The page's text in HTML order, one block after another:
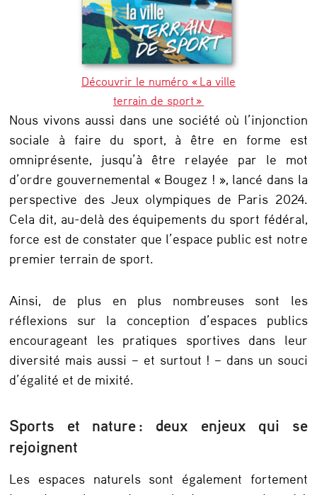
Découvrir le numéro « La ville
terrain de sport »
Nous vivons aussi dans une société où l’injonction
sociale à faire du sport, à être en forme est
omniprésente, jusqu’à être relayée par le mot
d’ordre gouvernemental « Bougez ! », lancé dans la
perspective des Jeux olympiques de Paris 2024.
Cela dit, au-delà des équipements du sport fédéral,
force est de constater que l’espace public est notre
premier terrain de sport.
Ainsi, de plus en plus nombreuses sont les
réflexions sur la conception d’espaces publics
encourageant les pratiques sportives dans leur
diversité mais aussi – et surtout ! – dans un souci
d’égalité et de mixité.
Sports et nature : deux enjeux qui se
rejoignent
Les espaces naturels sont également fortement